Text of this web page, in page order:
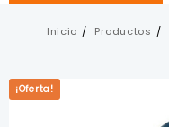
Inicio Productos
¡Oferta!